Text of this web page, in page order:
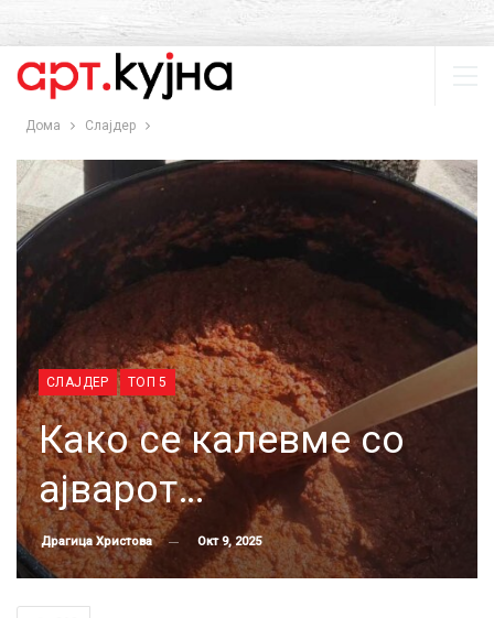
Дома Слајдер
СЛАЈДЕР ТОП 5
Како се калевме со
ајварот…
Драгица Христова Окт 9, 2025